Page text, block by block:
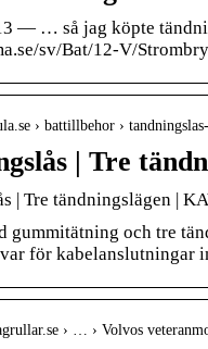
— … så jag köpte
sv/Bat/12-V/
› battillbehor ›
| Tre
| Tre tändningslägen |
gummitätning och tre
för kabelanslutningar
› … › Volvos